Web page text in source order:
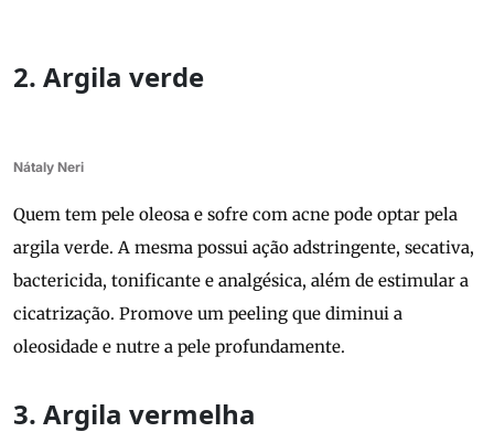
2. Argila verde
Nátaly Neri
Quem tem pele oleosa e sofre com acne pode optar pela
argila verde. A mesma possui ação adstringente, secativa,
bactericida, tonificante e analgésica, além de estimular a
cicatrização. Promove um peeling que diminui a
oleosidade e nutre a pele profundamente.
3. Argila vermelha